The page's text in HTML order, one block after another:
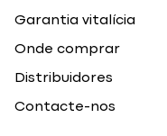
Garantia vitalícia
Onde comprar
Distribuidores
Contacte-nos